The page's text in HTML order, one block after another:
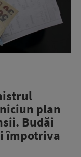
plan
Budăi
împotriva